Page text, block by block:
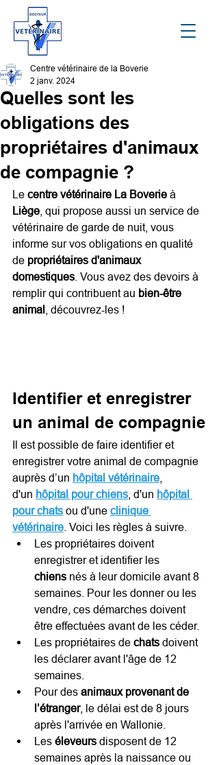
Quelles sont les
obligations des
propriétaires d'animaux
de compagnie ?
Centre vétérinaire de la Boverie
2 janv. 2024
Le centre vétérinaire La Boverie à
Liège , qui propose aussi un service de
vétérinaire de garde de nuit, vous
informe sur vos obligations en qualité
de propriétaires d'animaux
domestiques . Vous avez des devoirs à
remplir qui contribuent au bien-être
animal , découvrez-les !
Identifier et enregistrer
un animal de compagnie
Il est possible de faire identifier et
enregistrer votre animal de compagnie
auprès d’un hôpital vétérinaire
d'un hôpital pour chiens , d'un hôpital
pour chats ou d'une clinique
vétérinaire . Voici les règles à suivre.
Les propriétaires doivent
enregistrer et identifier les
chiens nés à leur domicile avant 8
semaines. Pour les donner ou les
vendre, ces démarches doivent
être effectuées avant de les céder.
Les propriétaires de chats doivent
les déclarer avant l'âge de 12
semaines.
Pour des animaux provenant de
l’étranger, le délai est de 8 jours
après l'arrivée en Wallonie.
Les éleveurs disposent de 12
semaines après la naissance ou